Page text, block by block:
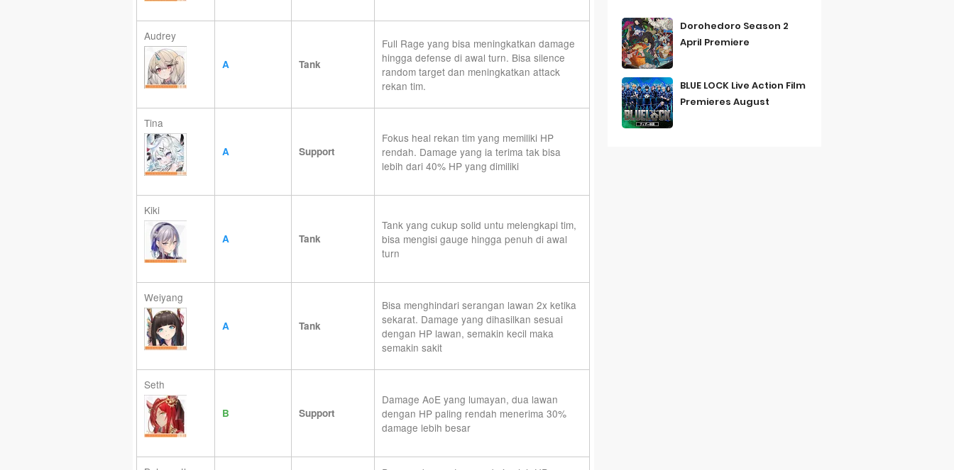
Audrey
A Tank
Full Rage yang bisa meningkatkan damage
hingga defense di awal turn. Bisa silence
random target dan meningkatkan attack
rekan tim.
Tina
A Support
Fokus heal rekan tim yang memiliki HP
rendah. Damage yang ia terima tak bisa
lebih dari 40% HP yang dimiliki
Kiki
A Tank
Tank yang cukup solid untu melengkapi tim,
bisa mengisi gauge hingga penuh di awal
turn
Weiyang
A Tank
Bisa menghindari serangan lawan 2x ketika
sekarat. Damage yang dihasilkan sesuai
dengan HP lawan, semakin kecil maka
semakin sakit
Seth
B Support
Damage AoE yang lumayan, dua lawan
dengan HP paling rendah menerima 30%
damage lebih besar
Dorohedoro Season 2
April Premiere
BLUE LOCK Live Action Film
Premieres August